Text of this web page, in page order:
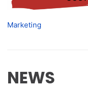
Marketing
NEWS